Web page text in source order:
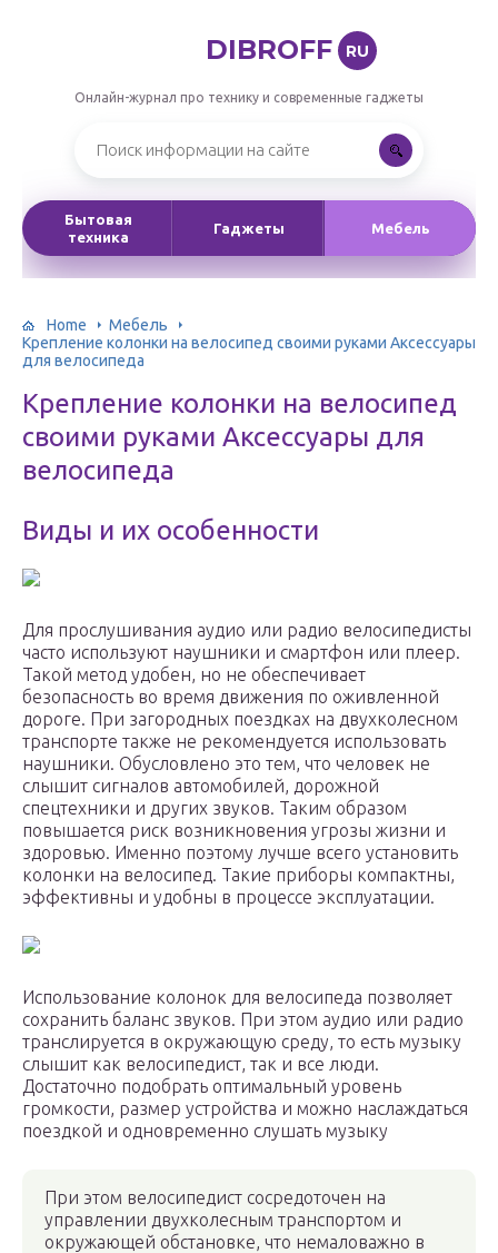
DIBROFF RU
Онлайн-журнал про технику и современные гаджеты
Бытовая
техника
Гаджеты Мебель
Home
Мебель
Крепление колонки на велосипед своими руками Аксессуары
для велосипеда
Крепление колонки на велосипед
своими руками Аксессуары для
велосипеда
Виды и их особенности
Для прослушивания аудио или радио велосипедисты
часто используют наушники и смартфон или плеер.
Такой метод удобен, но не обеспечивает
безопасность во время движения по оживленной
дороге. При загородных поездках на двухколесном
транспорте также не рекомендуется использовать
наушники. Обусловлено это тем, что человек не
слышит сигналов автомобилей, дорожной
спецтехники и других звуков. Таким образом
повышается риск возникновения угрозы жизни и
здоровью. Именно поэтому лучше всего установить
колонки на велосипед. Такие приборы компактны,
эффективны и удобны в процессе эксплуатации.
Использование колонок для велосипеда позволяет
сохранить баланс звуков. При этом аудио или радио
транслируется в окружающую среду, то есть музыку
слышит как велосипедист, так и все люди.
Достаточно подобрать оптимальный уровень
громкости, размер устройства и можно наслаждаться
поездкой и одновременно слушать музыку
При этом велосипедист сосредоточен на
управлении двухколесным транспортом и
окружающей обстановке, что немаловажно в